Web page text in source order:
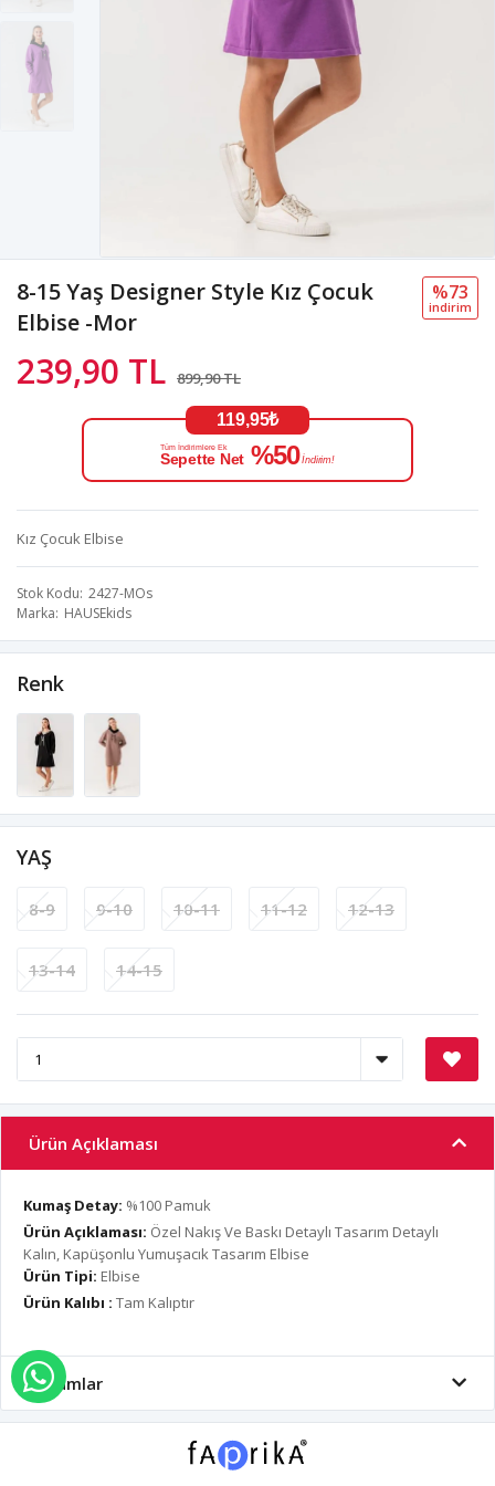
8-15 Yaş Designer Style Kız Çocuk
Elbise -Mor
239,90 TL 899,90 TL
%73
i̇ndi̇ri̇m
119,95₺
Tüm İndirimlere Ek
Sepette Net %50 İndirim!
Kız Çocuk Elbise
Stok Kodu 2427-MOs
Marka HAUSEkids
Renk
YAŞ
8-9 9-10 10-11 11-12 12-13
13-14 14-15
Ürün Açıklaması
Kumaş Detay: %100 Pamuk
Ürün Açıklaması: Özel Nakış Ve Baskı Detaylı Tasarım Detaylı
Kalın, Kapüşonlu Yumuşacık Tasarım Elbise
Ürün Tipi: Elbise
Ürün Kalıbı : Tam Kalıptır
YorumlarWHATSAPP İLE SİPARİŞ VER